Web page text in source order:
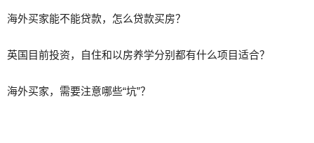
海外买家能不能贷款，怎么贷款买房？
英国目前投资，自住和以房养学分别都有什么项目适合？
海外买家，需要注意哪些“坑”？